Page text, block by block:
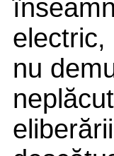
electric,
nu